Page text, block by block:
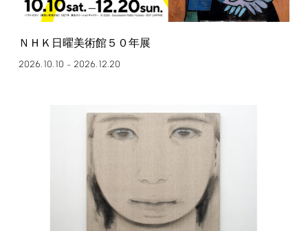
ＮＨＫ日曜美術館５０年展
2026.10.10 – 2026.12.20